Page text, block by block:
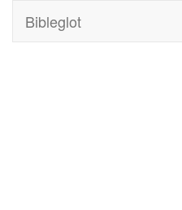
Bibleglot